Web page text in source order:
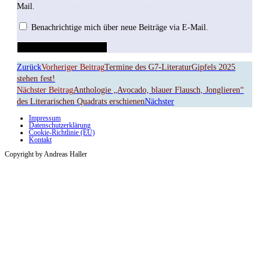
Mail.
Benachrichtige mich über neue Beiträge via E-Mail.
ZurückVorheriger BeitragTermine des G7-LiteraturGipfels 2025
stehen fest!
Nächster BeitragAnthologie „Avocado, blauer Flausch, Jonglieren“
des Literarischen Quadrats erschienenNächster
Impressum
Datenschutzerklärung
Cookie-Richtlinie (EU)
Kontakt
Copyright by Andreas Haller